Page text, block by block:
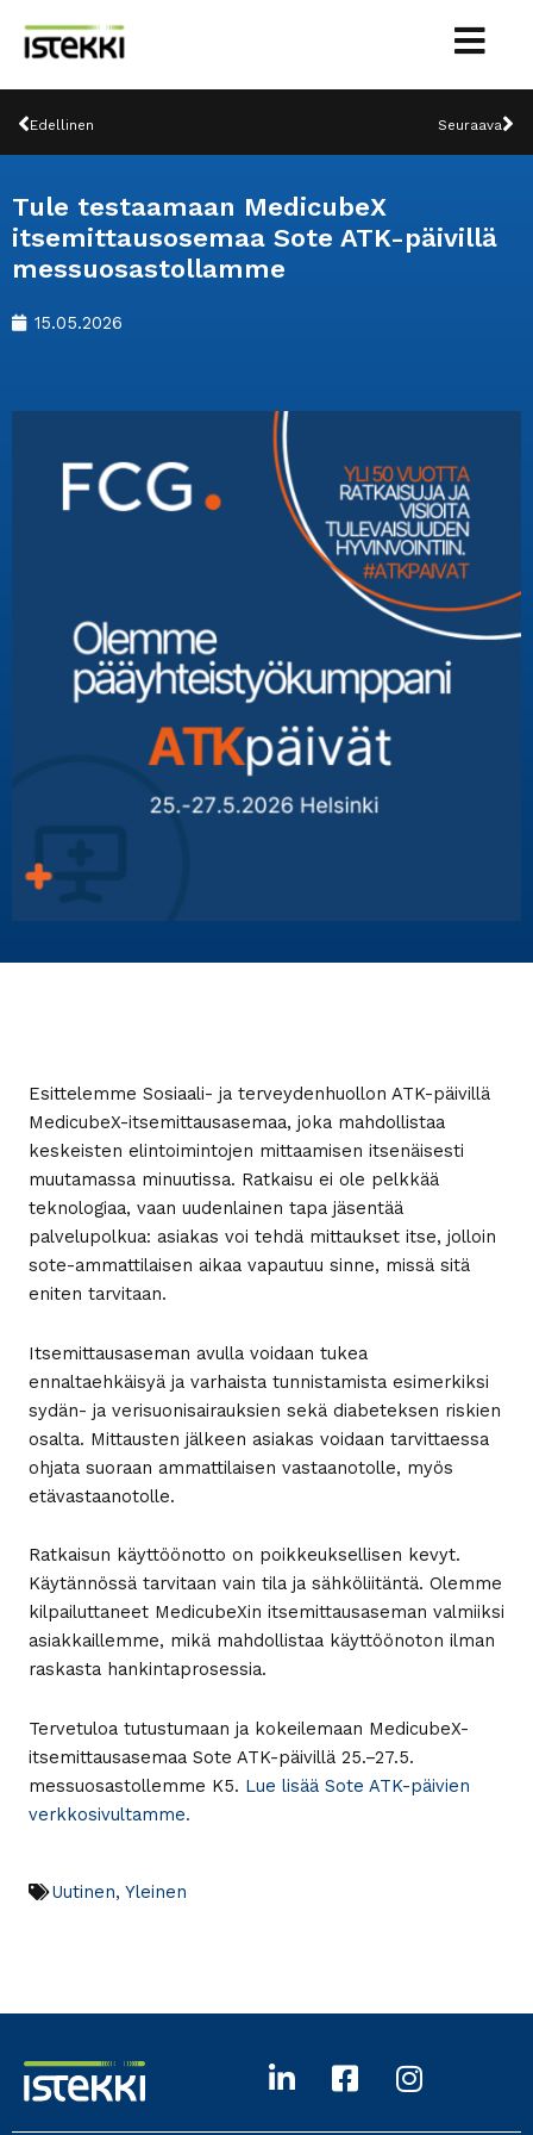
sisältöön
Prev
Edellinen Seuraava
Tule testaamaan MedicubeX
itsemittausosemaa Sote ATK-päivillä
messuosastollamme
15.05.2026
Esittelemme Sosiaali- ja terveydenhuollon ATK-päivillä
MedicubeX-itsemittausasemaa, joka mahdollistaa
keskeisten elintoimintojen mittaamisen itsenäisesti
muutamassa minuutissa. Ratkaisu ei ole pelkkää
teknologiaa, vaan uudenlainen tapa jäsentää
palvelupolkua: asiakas voi tehdä mittaukset itse, jolloin
sote-ammattilaisen aikaa vapautuu sinne, missä sitä
eniten tarvitaan.
Itsemittausaseman avulla voidaan tukea
ennaltaehkäisyä ja varhaista tunnistamista esimerkiksi
sydän- ja verisuonisairauksien sekä diabeteksen riskien
osalta. Mittausten jälkeen asiakas voidaan tarvittaessa
ohjata suoraan ammattilaisen vastaanotolle, myös
etävastaanotolle.
Ratkaisun käyttöönotto on poikkeuksellisen kevyt.
Käytännössä tarvitaan vain tila ja sähköliitäntä. Olemme
kilpailuttaneet MedicubeXin itsemittausaseman valmiiksi
asiakkaillemme, mikä mahdollistaa käyttöönoton ilman
raskasta hankintaprosessia.
Tervetuloa tutustumaan ja kokeilemaan MedicubeX-
itsemittausasemaa Sote ATK-päivillä 25.–27.5.
messuosastollemme K5. Lue lisää Sote ATK-päivien
verkkosivultamme.
Uutinen, Yleinen